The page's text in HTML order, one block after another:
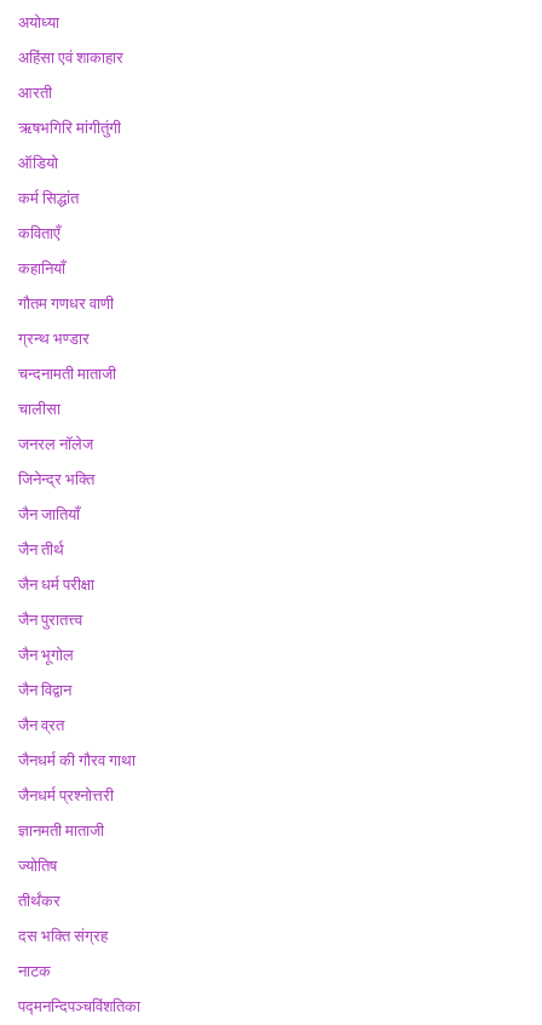
अयोध्या
अहिंसा एवं शाकाहार
आरती
ऋषभगिरि मांगीतुंगी
ऑडियो
कर्म सिद्धांत
कविताएँ
कहानियाँ
गौतम गणधर वाणी
ग्रन्थ भण्डार
चन्दनामती माताजी
चालीसा
जनरल नॉलेज
जिनेन्द्र भक्ति
जैन जातियाँ
जैन तीर्थ
जैन धर्म परीक्षा
जैन पुरातत्त्व
जैन भूगोल
जैन विद्वान
जैन व्रत
जैनधर्म की गौरव गाथा
जैनधर्म प्रश्नोत्तरी
ज्ञानमती माताजी
ज्योतिष
तीर्थंकर
दस भक्ति संग्रह
नाटक
पद्मनन्दिपञ्चविंशतिका